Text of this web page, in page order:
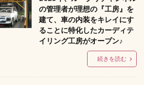
の管理者が理想の『工房』を
建て、車の内装をキレイにす
ることに特化したカーディテ
イリング工房がオープン♪
続きを読む